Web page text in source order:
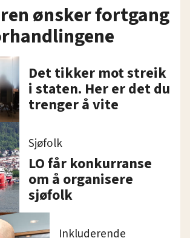
ønsker fortgang
Det tikker mot streik
i staten. Her er det du
trenger å vite
Sjøfolk
LO får konkurranse
om å organisere
sjøfolk
Inkluderende